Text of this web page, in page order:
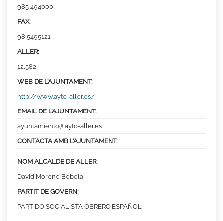
985 494000
FAX:
98 5495121
ALLER:
12,582
WEB DE L’AJUNTAMENT:
http://www.ayto-aller.es/
EMAIL DE L’AJUNTAMENT:
ayuntamiento@ayto-aller.es
CONTACTA AMB L’AJUNTAMENT:
NOM ALCALDE DE ALLER:
David Moreno Bobela
PARTIT DE GOVERN:
PARTIDO SOCIALISTA OBRERO ESPAÑOL